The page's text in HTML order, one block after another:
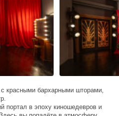
арены, благородных лошадей
оформления поможет создать
эстетикой.
для вашего проекта — от стильных
по запросу.
красными бархарными шторами,
в эпоху киношедевров и